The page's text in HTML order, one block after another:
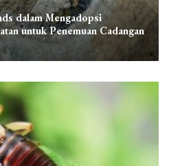
dalam Mengadopsi
untuk Penemuan Cadangan